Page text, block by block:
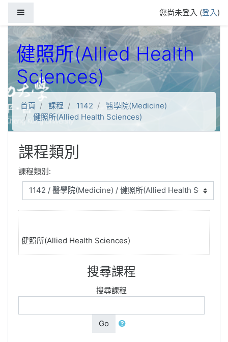
您尚未登入 (登入)
健照所(Allied Health
Sciences)
首頁 課程 1142
醫學院(Medicine)
健照所(Allied Health Sciences)
課程類別
課程類別:
健照所(Allied Health Sciences)
搜尋課程
搜尋課程
Go